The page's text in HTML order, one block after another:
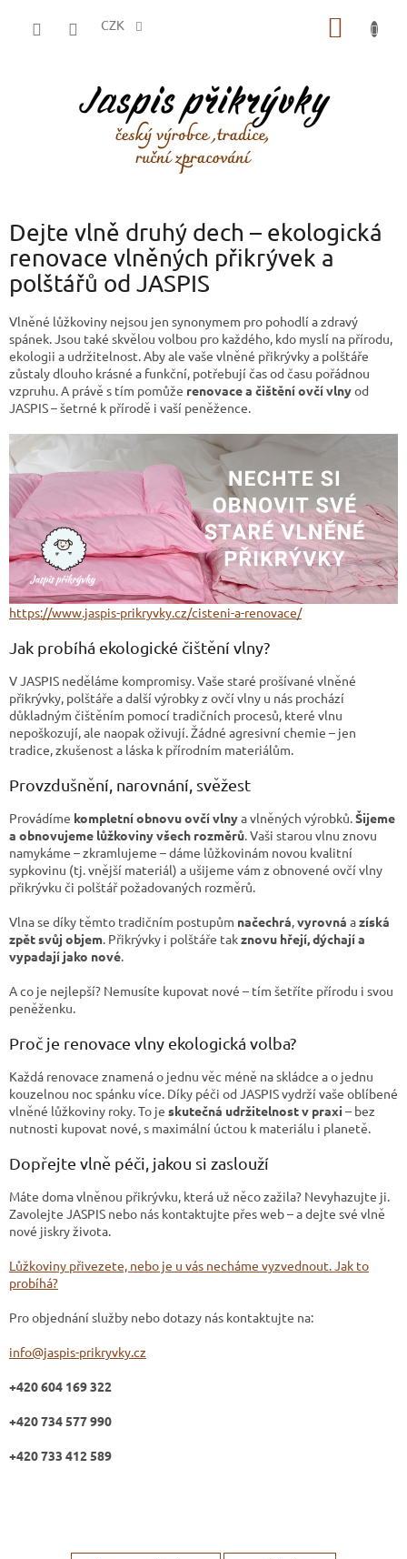
CZK
Dejte vlně druhý dech – ekologická
renovace vlněných přikrývek a
polštářů od JASPIS
Vlněné lůžkoviny nejsou jen synonymem pro pohodlí a zdravý
spánek. Jsou také skvělou volbou pro každého, kdo myslí na přírodu,
ekologii a udržitelnost. Aby ale vaše vlněné přikrývky a polštáře
zůstaly dlouho krásné a funkční, potřebují čas od času pořádnou
vzpruhu. A právě s tím pomůže renovace a čištění ovčí vlnyod
JASPIS – šetrné k přírodě i vaší peněžence.
https://www.jaspis-prikryvky.cz/cisteni-a-renovace/
Jak probíhá ekologické čištění vlny?
V JASPIS neděláme kompromisy. Vaše staré prošívané vlněné
přikrývky, polštáře a další výrobky z ovčí vlny u nás prochází
důkladným čištěním pomocí tradičních procesů, které vlnu
nepoškozují, ale naopak oživují. Žádné agresivní chemie – jen
tradice, zkušenost a láska k přírodním materiálům.
Provzdušnění, narovnání, svěžest
Provádíme kompletní obnovu ovčí vlnya vlněných výrobků.Šijeme
a obnovujeme lůžkoviny všech rozměrů.Vaši starou vlnu znovu
namykáme – zkramlujeme – dáme lůžkovinám novou kvalitní
sypkovinu (tj. vnější materiál) a ušijeme vám z obnovené ovčí vlny
přikrývku či polštář požadovaných rozměrů.
Vlna se díky těmto tradičním postupům načechrá,vyrovná azíská
zpět svůj objem. Přikrývky i polštáře takznovu hřejí, dýchají a
vypadají jako nové.
A co je nejlepší? Nemusíte kupovat nové – tím šetříte přírodu i svou
peněženku.
Proč je renovace vlny ekologická volba?
Každá renovace znamená o jednu věc méně na skládce a o jednu
kouzelnou noc spánku více. Díky péči od JASPIS vydrží vaše oblíbené
vlněné lůžkoviny roky. To je skutečná udržitelnost v praxi – bez
nutnosti kupovat nové, s maximální úctou k materiálu i planetě.
Dopřejte vlně péči, jakou si zaslouží
Máte doma vlněnou přikrývku, která už něco zažila? Nevyhazujte ji.
Zavolejte JASPIS nebo nás kontaktujte přes web – a dejte své vlně
nové jiskry života.
Lůžkoviny přivezete, nebo je u vás necháme vyzvednout. Jak to
probíhá?
Pro objednání služby nebo dotazy nás kontaktujte na:
info@jaspis-prikryvky.cz
+420 604 169 322
+420 734 577 990
+420 733 412 589